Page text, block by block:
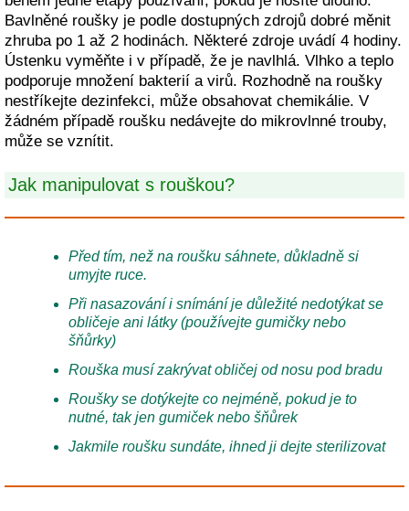
Bavlněné roušky je podle dostupných zdrojů dobré měnit
zhruba po 1 až 2 hodinách. Některé zdroje uvádí 4 hodiny.
Ústenku vyměňte i v případě, že je navlhlá. Vlhko a teplo
podporuje množení bakterií a virů. Rozhodně na roušky
nestříkejte dezinfekci, může obsahovat chemikálie. V
žádném případě roušku nedávejte do mikrovlnné trouby,
může se vznítit.
Jak manipulovat s rouškou?
Před tím, než na roušku sáhnete, důkladně si
umyjte ruce.
Při nasazování i snímání je důležité nedotýkat se
obličeje ani látky (používejte gumičky nebo
šňůrky)
Rouška musí zakrývat obličej od nosu pod bradu
Roušky se dotýkejte co nejméně, pokud je to
nutné, tak jen gumiček nebo šňůrek
Jakmile roušku sundáte, ihned ji dejte sterilizovat